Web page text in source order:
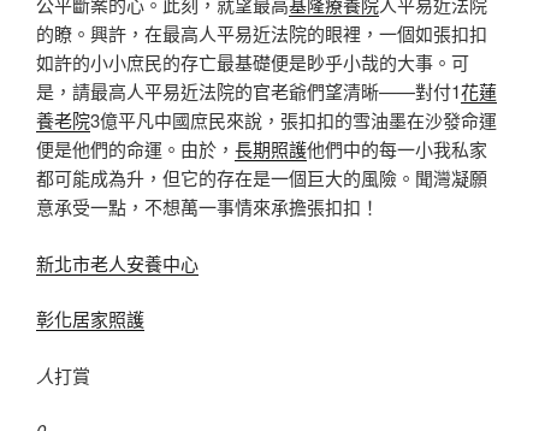
的瞭。興許，在最高人平易近法院的眼裡，一個如張扣扣
如許的小小庶民的存亡最基礎便是眇乎小哉的大事。可
是，請最高人平易近法院的官老爺們望清晰——對付1花蓮
養老院3億平凡中國庶民來說，張扣扣的雪油墨在沙發命運
便是他們的命運。由於， 長期照護他們中的每一小我私家
都可能成為升，但它的存在是一個巨大的風險。聞灣凝願
意承受一點，不想萬一事情來承擔張扣扣！
新北市老人安養中心
彰化居家照護
人打賞